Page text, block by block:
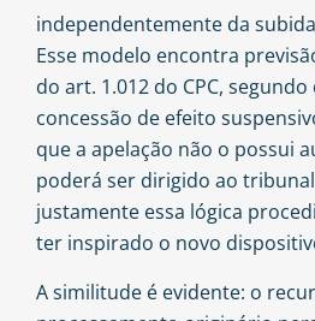
independentemente da
Esse modelo encontra
do art. 1.012 do CPC,
concessão de efeito
que a apelação não o possui
poderá ser dirigido ao
justamente essa lógica
ter inspirado o novo
A similitude é evidente: o